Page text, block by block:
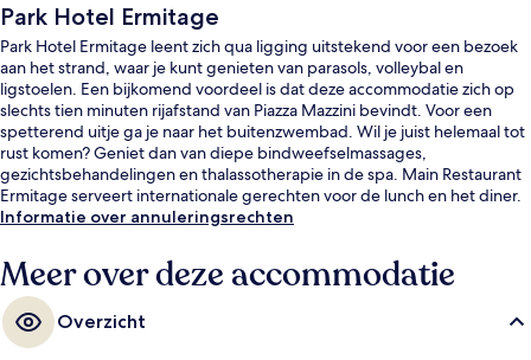
Park Hotel Ermitage
Park Hotel Ermitage leent zich qua ligging uitstekend voor een bezoek
aan het strand, waar je kunt genieten van parasols, volleybal en
ligstoelen. Een bijkomend voordeel is dat deze accommodatie zich op
slechts tien minuten rijafstand van Piazza Mazzini bevindt. Voor een
spetterend uitje ga je naar het buitenzwembad. Wil je juist helemaal tot
rust komen? Geniet dan van diepe bindweefselmassages,
gezichtsbehandelingen en thalassotherapie in de spa. Main Restaurant
Ermitage serveert internationale gerechten voor de lunch en het diner.
Ook een bar aan het zwembad, een fitnesscentrum en een sauna
Informatie over annuleringsrechten
Meer over deze accommodatie
Overzicht